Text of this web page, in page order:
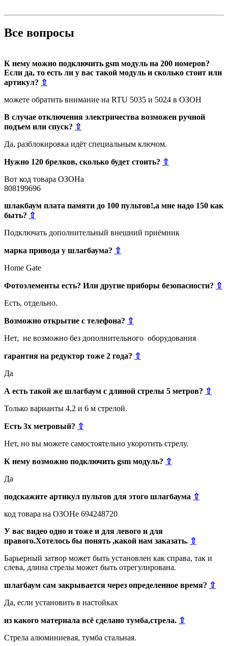
Все вопросы
К нему можно подключить gsm модуль на 200 номеров?
Если да, то есть ли у вас такой модуль и сколько стоит или
артикул? ⇧
можете обратить внимание на RTU 5035 и 5024 в ОЗОН
В случае отключения электричества возможен ручной
подъем или спуск? ⇧
Да, разблокировка идёт специальным ключом.
Нужно 120 брелков, сколько будет стоить? ⇧
Вот код товара ОЗОНа
808199696
шлакбаум плата памяти до 100 пультов!,а мне надо 150 как
быть? ⇧
Подключать дополнительный внешний приёмник
марка привода у шлагбаума? ⇧
Home Gate
Фотоэлементы есть? Или другие приборы безопасности? ⇧
Есть, отдельно.
Возможно открытие с телефона? ⇧
Нет, не возможно без дополнительного оборудования
гарантия на редуктор тоже 2 года? ⇧
Да
А есть такой же шлагбаум с длиной стрелы 5 метров? ⇧
Только варианты 4,2 и 6 м стрелой.
Есть 3х метровый? ⇧
Нет, но вы можете самостоятельно укоротить стрелу.
К нему возможно подключить gsm модуль? ⇧
Да
подскажите артикул пультов для этого шлагбаума ⇧
код товара на ОЗОНе 694248720
У вас видео одно и тоже и для левого и для
правого.Хотелось бы понять ,какой нам заказать. ⇧
Барьерный затвор может быть установлен как справа, так и
слева, длина стрелы может быть отрегулирована.
шлагбаум сам закрывается через определенное время? ⇧
Да, если установить в настойках
из какого материала всё сделано тумба,стрела. ⇧
Стрела алюминиевая, тумба стальная.